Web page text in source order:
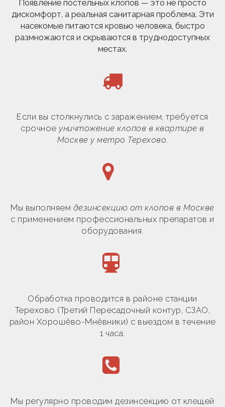
Появление постельных клопов — это не просто
дискомфорт, а реальная санитарная проблема. Эти
насекомые питаются кровью человека, быстро
размножаются и скрываются в труднодоступных
местах.
Если вы столкнулись с заражением, требуется
срочное уничтожение клопов в квартире в
Москве у метро Терехово.
Мы выполняем дезинсекцию от клопов в Москве
с применением профессиональных препаратов и
оборудования.
Обработка проводится в районе станции
Терехово (Третий Пересадочный контур, СЗАО,
район Хорошёво-Мнёвники) с выездом в течение
1 часа.
Мы регулярно проводим дезинсекцию от клещей